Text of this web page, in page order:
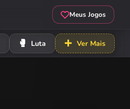
Meus Jogos
🥊 Luta ➕ Ver Mais